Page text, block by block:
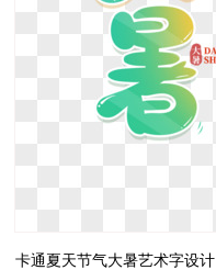
卡通夏天节气大暑艺术字设计